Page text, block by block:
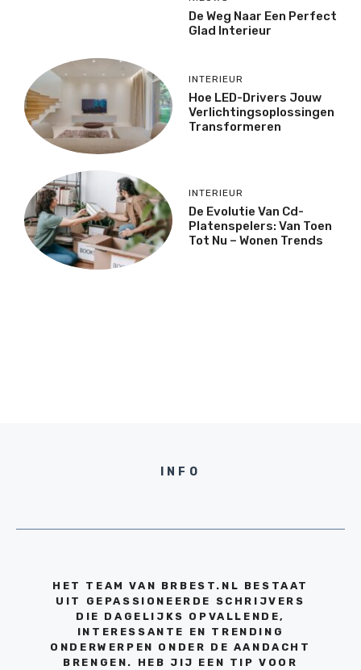
De Weg Naar Een Perfect
Glad Interieur
INTERIEUR
Hoe LED-Drivers Jouw
Verlichtingsoplossingen
Transformeren
INTERIEUR
De Evolutie Van Cd-
Platenspelers: Van Toen
Tot Nu – Wonen Trends
INFO
HET TEAM VAN BRBEST.NL BESTAAT
UIT GEPASSIONEERDE SCHRIJVERS
DIE DAGELIJKS OPVALLENDE,
INTERESSANTE EN TRENDING
ONDERWERPEN ONDER DE AANDACHT
BRENGEN. HEB JIJ EEN TIP VOOR